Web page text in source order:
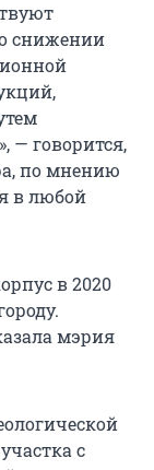
снижении
— говорится,
по мнению
в любой
в 2020
мэрия
с